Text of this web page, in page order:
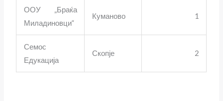
ООУ „Браќа
Миладиновци“
Куманово 1
Семос
Едукација
Скопје 2